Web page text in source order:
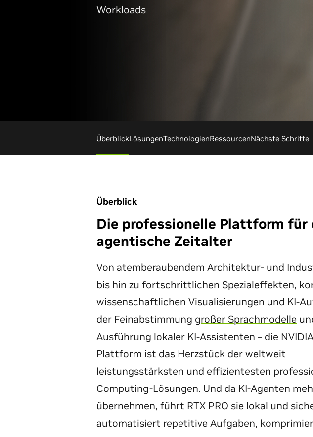
Workloads
ÜberblickLösungenTechnologienRessourcenNächste Schritte
Überblick
Die professionelle Plattform für
agentische Zeitalter
Von atemberaubendem Architektur- und
bis hin zu fortschrittlichen Spezialeffekten,
wissenschaftlichen Visualisierungen und KI-
der Feinabstimmung großer Sprachmodelle
Ausführung lokaler KI-Assistenten – die
Plattform ist das Herzstück der weltweit
leistungsstärksten und effizientesten
Computing-Lösungen. Und da KI-Agenten
übernehmen, führt RTX PRO sie lokal und
automatisiert repetitive Aufgaben,